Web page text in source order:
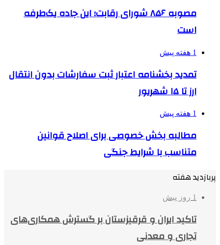
مصوبه ۸۵۶ شورای رقابت؛ این جاده یک‌طرفه
است
1 هفته پیش
تمدید بخشنامه اعتبار ثبت سفارشات بدون انتقال
ارز تا ۱۵ شهریور
1 هفته پیش
مطالبه بخش خصوصی برای اصلاح قوانین
متناسب با شرایط جنگی
پربازدید هفته
1 روز پیش
تاکید ایران و قرقیزستان بر گسترش همکاری‌های
تجاری و معدنی